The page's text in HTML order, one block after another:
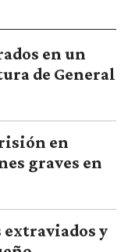
en un
de General
en
graves en
extraviados y